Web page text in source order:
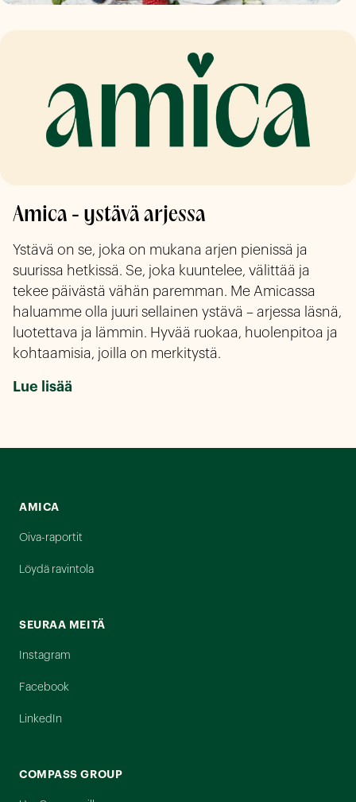
Amica - ystävä arjessa
Ystävä on se, joka on mukana arjen pienissä ja
suurissa hetkissä. Se, joka kuuntelee, välittää ja
tekee päivästä vähän paremman. Me Amicassa
haluamme olla juuri sellainen ystävä – arjessa läsnä,
luotettava ja lämmin. Hyvää ruokaa, huolenpitoa ja
kohtaamisia, joilla on merkitystä.
Lue lisää
AMICA
Oiva-raportit
Löydä ravintola
SEURAA MEITÄ
Instagram
Facebook
LinkedIn
COMPASS GROUP